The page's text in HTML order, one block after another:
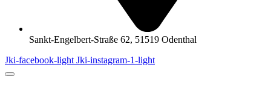
Sankt-Engelbert-Straße 62, 51519 Odenthal
Jki-facebook-light Jki-instagram-1-light